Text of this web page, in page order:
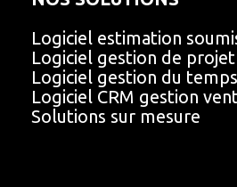
Logiciel estimation
Logiciel gestion de projet
Logiciel gestion du
Logiciel CRM gestion
Solutions sur mesure